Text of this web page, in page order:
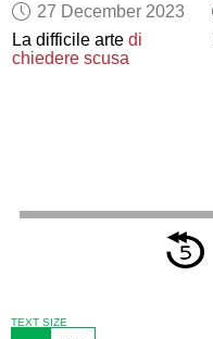
27 December 2023
La difficile artedi
chiedere scusa
TEXT SIZE